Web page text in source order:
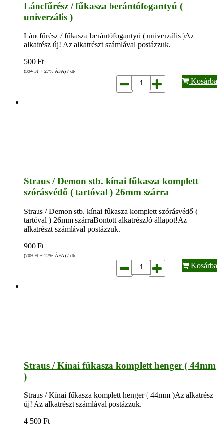
Láncfűrész / fűkasza berántófogantyú (
univerzális )
Láncfűrész / fűkasza berántófogantyú ( univerzális )Az
alkatrész új! Az alkatrészt számlával postázzuk.
500 Ft
(394 Ft + 27% ÁFA) / db
Kosárba
Straus / Demon stb. kínai fűkasza komplett
szórásvédő ( tartóval ) 26mm szárra
Straus / Demon stb. kínai fűkasza komplett szórásvédő (
tartóval ) 26mm szárraBontott alkatrészJó állapot!Az
alkatrészt számlával postázzuk.
900 Ft
(709 Ft + 27% ÁFA) / db
Kosárba
Straus / Kínai fűkasza komplett henger ( 44mm
)
Straus / Kínai fűkasza komplett henger ( 44mm )Az alkatrész
új! Az alkatrészt számlával postázzuk.
4 500 Ft